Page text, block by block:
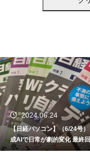
2024.06.24
【日経パソコン】（6/24号
成AIで日常が劇的変化 最終
I時代のアプリケーション／